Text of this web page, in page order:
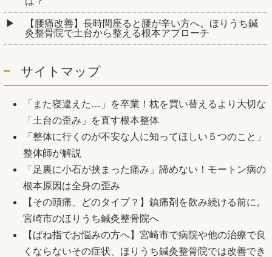
【腰痛改善】長時間座ると腰が辛い方へ。ほりうち鍼
灸整骨院で土台から整える根本アプローチ
サイトマップ
「また寝違えた…」を卒業！枕を買い替えるより大切な
「土台の歪み」を直す根本整体
「整体に行くのが不安な人に知ってほしい５つのこと」
整体師が解説
「足裏に小石が挟まった痛み」諦めない！モートン病の
根本原因は全身の歪み
【その頭痛、どのタイプ？】鎮痛剤を飲み続ける前に。
宮崎市のほりうち鍼灸整骨院へ
【ばね指でお悩みの方へ】宮崎市で病院や他の治療で良
くならないその症状、ほりうち鍼灸整骨院では改善でき